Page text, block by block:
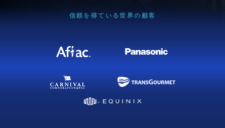
信頼を得ている世界の顧客